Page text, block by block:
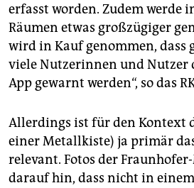
erfasst worden. Zudem werde
Räumen etwas großzügiger
wird in Kauf genommen, dass
viele Nutzerinnen und Nutzer
App gewarnt werden“, so das
Allerdings ist für den Kontext
einer Metallkiste) ja primär
relevant. Fotos der
darauf hin, dass nicht in